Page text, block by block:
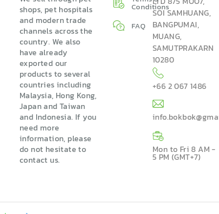
shops, pet hospitals
and modern trade
channels across the
country. We also
have already
exported our
products to several
countries including
Malaysia, Hong Kong,
Japan and Taiwan
and Indonesia. If you
need more
information, please
do not hesitate to
contact us.
Conditions
FAQ
SOI SAMHUANG,
BANGPUMAI,
MUANG,
SAMUTPRAKARN
10280
+66 2 067 1486
Mon to Fri 8 AM -
5 PM (GMT+7)